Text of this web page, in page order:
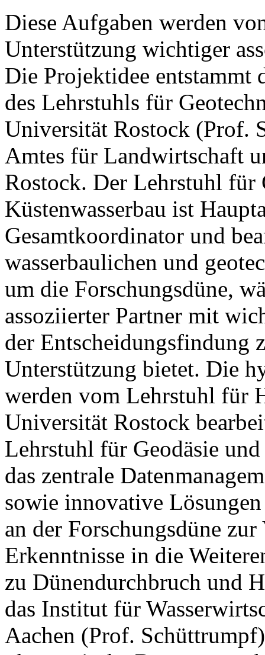
Diese Aufgaben werden
Unterstützung wichtiger
Die Projektidee entstammt
des Lehrstuhls für
Universität Rostock (Prof.
Amtes für Landwirtschaft
Rostock. Der Lehrstuhl für
Küstenwasserbau ist
Gesamtkoordinator und
wasserbaulichen und
um die Forschungsdüne,
assoziierter Partner mit
der Entscheidungsfindung
Unterstützung bietet. Die
werden vom Lehrstuhl für
Universität Rostock
Lehrstuhl für Geodäsie
das zentrale
sowie innovative
an der Forschungsdüne
Erkenntnisse in die
zu Dünendurchbruch und
das Institut für
Aachen (Prof.